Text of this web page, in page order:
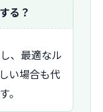
る？
、最適なル
い場合も代
。